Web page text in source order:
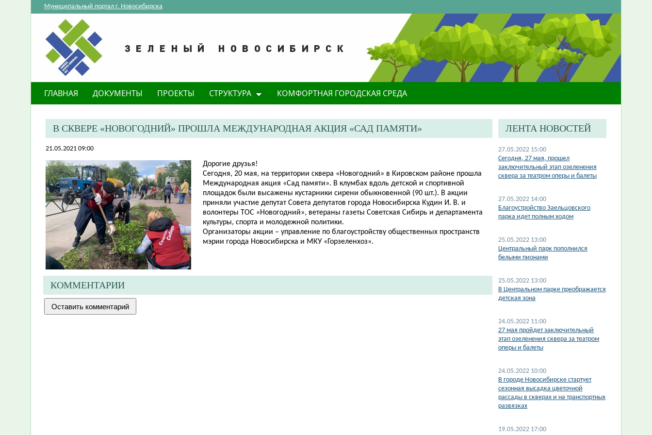
Муниципальный портал г. Новосибирска
ГЛАВНАЯ ДОКУМЕНТЫ ПРОЕКТЫ СТРУКТУРА КОМФОРТНАЯ ГОРОДСКАЯ СРЕДА
В СКВЕРЕ «НОВОГОДНИЙ» ПРОШЛА МЕЖДУНАРОДНАЯ АКЦИЯ «САД ПАМЯТИ»
21.05.2021 09:00
Дорогие друзья!
Сегодня, 20 мая, на территории сквера «Новогодний» в Кировском районе прошла
Международная акция «Сад памяти». В клумбах вдоль детской и спортивной
площадок были высажены кустарники сирени обыкновенной (90 шт.). В акции
приняли участие депутат Совета депутатов города Новосибирска Кудин И. В. и
волонтеры ТОС «Новогодний», ветераны газеты Советская Сибирь и департамента
культуры, спорта и молодежной политики.
Организаторы акции – управление по благоустройству общественных пространств
мэрии города Новосибирска и МКУ «Горзеленхоз».
КОММЕНТАРИИ
ЛЕНТА НОВОСТЕЙ
27.05.2022 15:00
Сегодня, 27 мая, прошел
заключительный этап озеленения
сквера за театром оперы и балеты
27.05.2022 14:00
Благоустройство Заельцовского
парка идет полным ходом
25.05.2022 13:00
Центральный парк пополнился
белыми пионами
25.05.2022 13:00
В Центральном парке преображается
детская зона
24.05.2022 11:00
27 мая пройдет заключительный
этап озеленения сквера за театром
оперы и балеты
24.05.2022 10:00
В городе Новосибирске стартует
сезонная высадка цветочной
рассады в скверах и на транспортных
развязках
19.05.2022 17:00